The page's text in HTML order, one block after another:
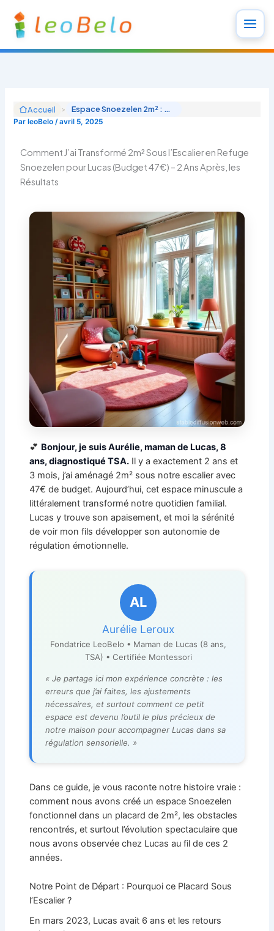
contenu
Accueil > Espace Snoezelen 2m² : Budget 47€, Résultats 2 Ans Après
Par leoBelo/avril 5, 2025
Comment J’ai Transformé 2m² Sous l’Escalier en Refuge
Snoezelen pour Lucas (Budget 47€) – 2 Ans Après, les
Résultats
💕 Bonjour, je suis Aurélie, maman de Lucas, 8
ans, diagnostiqué TSA.Il y a exactement 2 ans et
3 mois, j’ai aménagé 2m² sous notre escalier avec
47€ de budget. Aujourd’hui, cet espace minuscule a
littéralement transformé notre quotidien familial.
Lucas y trouve son apaisement, et moi la sérénité
de voir mon fils développer son autonomie de
régulation émotionnelle.
AL
Aurélie Leroux
Fondatrice LeoBelo • Maman de Lucas (8 ans,
TSA) • Certifiée Montessori
« Je partage ici mon expérience concrète : les
erreurs que j’ai faites, les ajustements
nécessaires, et surtout comment ce petit
espace est devenu l’outil le plus précieux de
notre maison pour accompagner Lucas dans sa
régulation sensorielle. »
Dans ce guide, je vous raconte notre histoire vraie :
comment nous avons créé un espace Snoezelen
fonctionnel dans un placard de 2m², les obstacles
rencontrés, et surtout l’évolution spectaculaire que
nous avons observée chez Lucas au fil de ces 2
années.
Notre Point de Départ : Pourquoi ce Placard Sous
l’Escalier ?
En mars 2023, Lucas avait 6 ans et les retours